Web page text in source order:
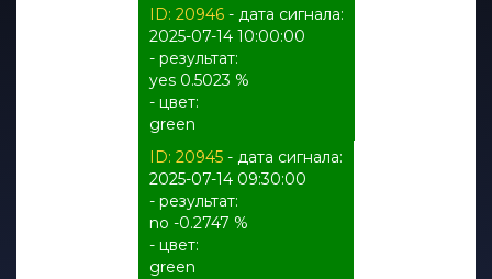
ID: 20946- дата сигнала:
2025-07-14 10:00:00
- результат:
yes 0.5023 %
- цвет:
green
ID: 20945 - дата сигнала:
2025-07-14 09:30:00
- результат:
no -0.2747 %
- цвет:
green